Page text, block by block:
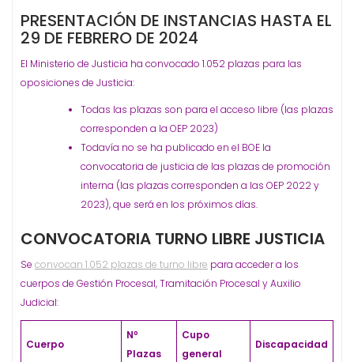
PRESENTACIÓN DE INSTANCIAS HASTA EL
29 DE FEBRERO DE 2024
El Ministerio de Justicia ha convocado 1.052 plazas para las
oposiciones de Justicia:
Todas las plazas son para el acceso libre (las plazas
corresponden a la OEP 2023)
Todavía no se ha publicado en el BOE la
convocatoria de justicia de las plazas de promoción
interna (las plazas corresponden a las OEP 2022 y
2023), que será en los próximos días.
CONVOCATORIA TURNO LIBRE JUSTICIA
Se convocan 1.052 plazas de turno libre para acceder a los
cuerpos de Gestión Procesal, Tramitación Procesal y Auxilio
Judicial:
Cuerpo
Nº
Plazas
Cupo
general
Discapacidad